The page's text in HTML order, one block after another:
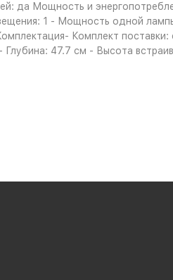
да Мощность и
1 - Мощность одной
Комплект поставки:
47.7 см - Высота